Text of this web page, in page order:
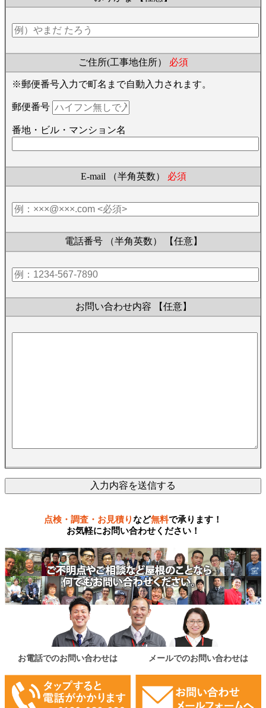
ご住所(工事地住所） 必須
※郵便番号入力で町名まで自動入力されます。
郵便番号
番地・ビル・マンション名
E-mail （半角英数） 必須
電話番号 （半角英数） 【任意】
お問い合わせ内容 【任意】
点検・調査・お見積りなど無料で承ります！
お気軽にお問い合わせください！
お電話でのお問い合わせは メールでのお問い合わせは